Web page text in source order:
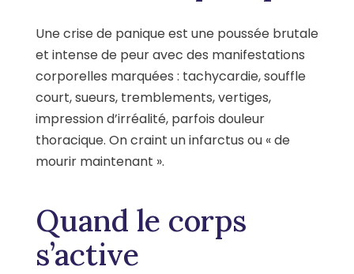
Une crise de panique est une poussée brutale
et intense de peur avec des manifestations
corporelles marquées : tachycardie, souffle
court, sueurs, tremblements, vertiges,
impression d’irréalité, parfois douleur
thoracique. On craint un infarctus ou « de
mourir maintenant ».
Quand le corps
s’active